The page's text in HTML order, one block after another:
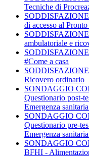
Tecniche di
di accesso al
ambulatoriale e
#Come a casa
Ricovero ordinario
SONDAGGIO
Questionario post-
Emergenza
SONDAGGIO
Questionario pre-
Emergenza
SONDAGGIO
BFHI -